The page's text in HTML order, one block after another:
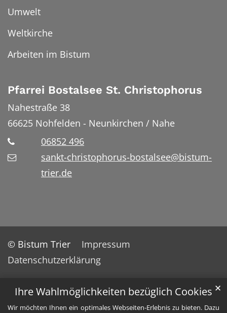
Ihre Wahlmöglichkeiten bezüglich Cookies
Wir möchten Ihnen ein optimales Webseiten-Erlebnis zu bieten. Dazu
✕
Umwelt
Weltkirche
Arbeiten im Bistum
Pfarrei Bostalsee St. Christophorus
Nahestraße 38
66625 Nohfelden - Neunkirchen / Nahe
06852 496
sankt-christophorus-bostalsee@bistum-
trier.de
© Bistum Trier
Impressum
Datenschutzerklärung